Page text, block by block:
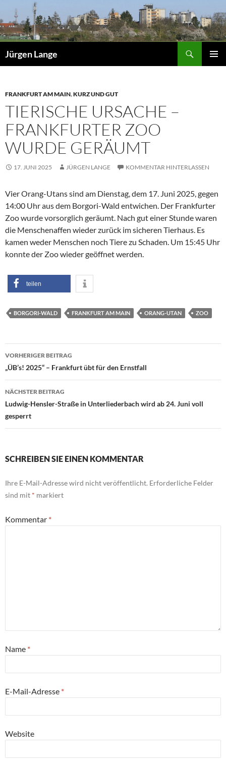
Inhalt
springen
Jürgen Lange
FRANKFURT AM MAIN,KURZ UND GUT
TIERISCHE URSACHE –
FRANKFURTER ZOO
WURDE GERÄUMT
17. JUNI 2025 JÜRGEN LANGE KOMMENTAR HINTERLASSEN
Vier Orang-Utans sind am Dienstag, dem 17. Juni 2025, gegen
14:00 Uhr aus dem Borgori-Wald entwichen. Der Frankfurter
Zoo wurde vorsorglich geräumt. Nach gut einer Stunde waren
die Menschenaffen wieder zurück im sicheren Tierhaus. Es
kamen weder Menschen noch Tiere zu Schaden. Um 15:45 Uhr
konnte der Zoo wieder geöffnet werden.
teilen
BORGORI-WALD FRANKFURT AM MAIN ORANG-UTAN ZOO
Beitragsnavigation
VORHERIGER BEITRAG
„ÜB’s! 2025“ – Frankfurt übt für den Ernstfall
NÄCHSTER BEITRAG
Ludwig-Hensler-Straße in Unterliederbach wird ab 24. Juni voll
gesperrt
SCHREIBEN SIE EINEN KOMMENTAR
Ihre E-Mail-Adresse wird nicht veröffentlicht. Erforderliche Felder
sind mit * markiert
Kommentar *
Name *
E-Mail-Adresse *
Website